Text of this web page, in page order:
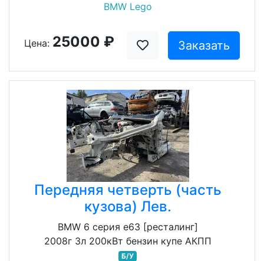
BMW Lego
Цена: 25000 ₽ Заказать
Передняя четверть (часть
кузова) Лев.
BMW 6 серия e63 [ресталинг]
2008г 3л 200кВт бензин купе АКПП
Б/У